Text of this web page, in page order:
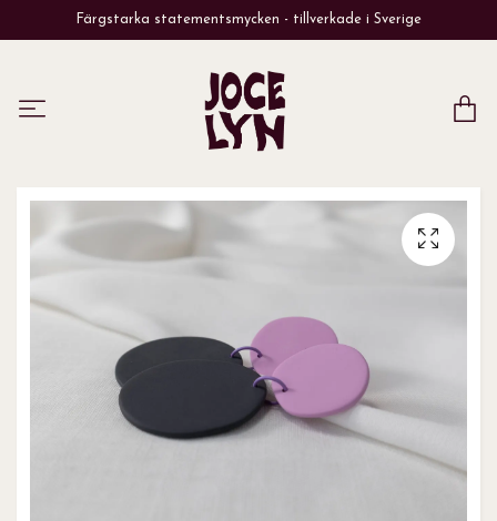
Färgstarka statementsmycken - tillverkade i Sverige